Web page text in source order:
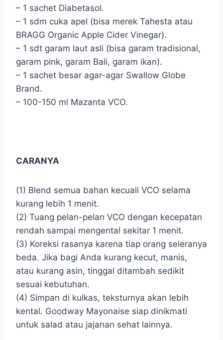
– 1 sachet Diabetasol.
– 1 sdm cuka apel (bisa merek Tahesta atau
BRAGG Organic Apple Cider Vinegar).
– 1 sdt garam laut asli (bisa garam tradisional,
garam pink, garam Bali, garam ikan).
– 1 sachet besar agar-agar Swallow Globe
Brand.
– 100-150 ml Mazanta VCO.
CARANYA
(1) Blend semua bahan kecuali VCO selama
kurang lebih 1 menit.
(2) Tuang pelan-pelan VCO dengan kecepatan
rendah sampai mengental sekitar 1 menit.
(3) Koreksi rasanya karena tiap orang seleranya
beda. Jika bagi Anda kurang kecut, manis,
atau kurang asin, tinggal ditambah sedikit
sesuai kebutuhan.
(4) Simpan di kulkas, teksturnya akan lebih
kental. Goodway Mayonaise siap dinikmati
untuk salad atau jajanan sehat lainnya.